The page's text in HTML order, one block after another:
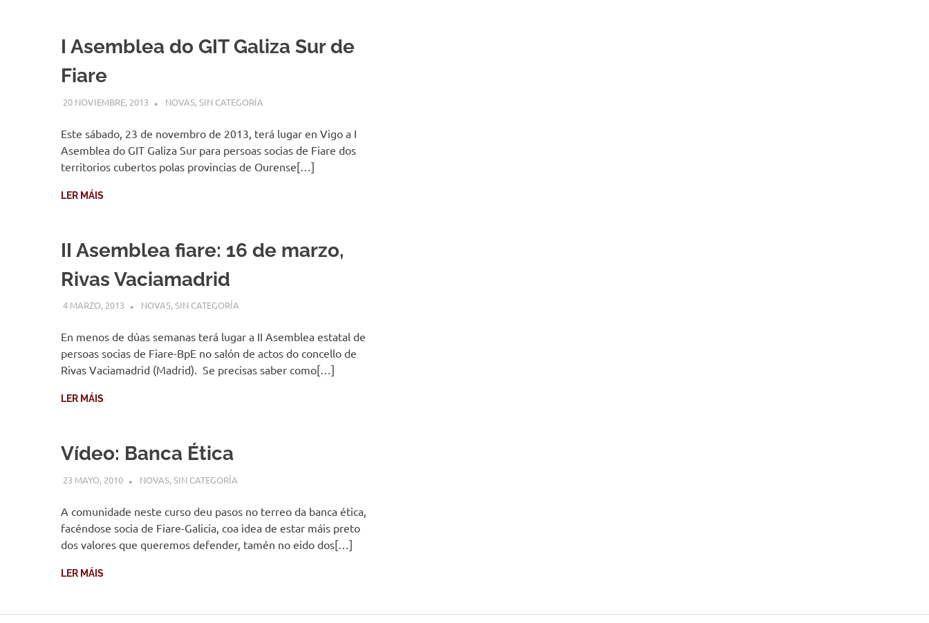
I Asemblea do GIT Galiza Sur de
Fiare
20 NOVIEMBRE, 2013 DESARROLLO
NOVAS,SIN CATEGORÍA
Este sábado, 23 de novembro de 2013, terá lugar en Vigo a I
Asemblea do GIT Galiza Sur para persoas socias de Fiare dos
territorios cubertos polas provincias de Ourense[…]
LER MÁIS
II Asemblea fiare: 16 de marzo,
Rivas Vaciamadrid
4 MARZO, 2013 DESARROLLO
NOVAS,SIN CATEGORÍA
En menos de dúas semanas terá lugar a II Asemblea estatal de
persoas socias de Fiare-BpE no salón de actos do concello de
Rivas Vaciamadrid (Madrid). Se precisas saber como[…]
LER MÁIS
Vídeo: Banca Ética
23 MAYO, 2010 DESARROLLO
NOVAS,SIN CATEGORÍA
A comunidade neste curso deu pasos no terreo da banca ética,
facéndose socia de Fiare-Galicia, coa idea de estar máis preto
dos valores que queremos defender, tamén no eido dos[…]
LER MÁIS